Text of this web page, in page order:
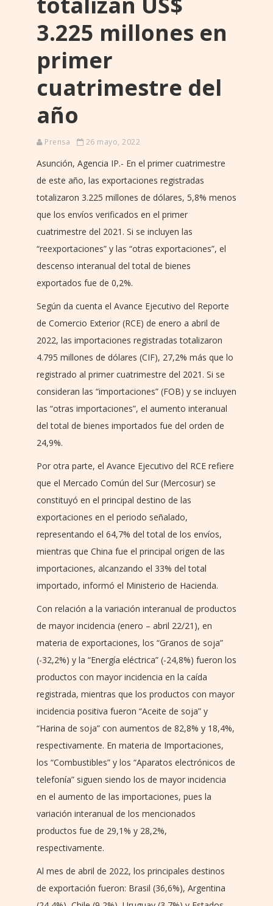
3.225 millones en
primer
cuatrimestre del
año
Prensa 26 mayo, 2022
Asunción, Agencia IP.- En el primer cuatrimestre
de este año, las exportaciones registradas
totalizaron 3.225 millones de dólares, 5,8% menos
que los envíos verificados en el primer
cuatrimestre del 2021. Si se incluyen las
“reexportaciones” y las “otras exportaciones”, el
descenso interanual del total de bienes
exportados fue de 0,2%.
Según da cuenta el Avance Ejecutivo del Reporte
de Comercio Exterior (RCE) de enero a abril de
2022, las importaciones registradas totalizaron
4.795 millones de dólares (CIF), 27,2% más que lo
registrado al primer cuatrimestre del 2021. Si se
consideran las “importaciones” (FOB) y se incluyen
las “otras importaciones”, el aumento interanual
del total de bienes importados fue del orden de
24,9%.
Por otra parte, el Avance Ejecutivo del RCE refiere
que el Mercado Común del Sur (Mercosur) se
constituyó en el principal destino de las
exportaciones en el periodo señalado,
representando el 64,7% del total de los envíos,
mientras que China fue el principal origen de las
importaciones, alcanzando el 33% del total
importado, informó el Ministerio de Hacienda.
Con relación a la variación interanual de productos
de mayor incidencia (enero – abril 22/21), en
materia de exportaciones, los “Granos de soja”
(-32,2%) y la “Energía eléctrica” (-24,8%) fueron los
productos con mayor incidencia en la caída
registrada, mientras que los productos con mayor
incidencia positiva fueron “Aceite de soja” y
“Harina de soja” con aumentos de 82,8% y 18,4%,
respectivamente. En materia de Importaciones,
los “Combustibles” y los “Aparatos electrónicos de
telefonía” siguen siendo los de mayor incidencia
en el aumento de las importaciones, pues la
variación interanual de los mencionados
productos fue de 29,1% y 28,2%,
respectivamente.
Al mes de abril de 2022, los principales destinos
de exportación fueron: Brasil (36,6%), Argentina